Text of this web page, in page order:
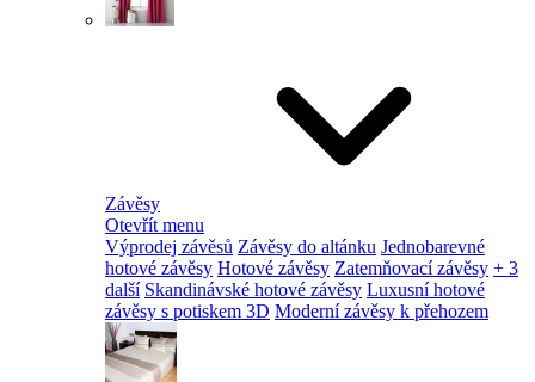
Závěsy
Otevřít menu
Výprodej závěsů Závěsy do altánku Jednobarevné
hotové závěsy Hotové závěsy Zatemňovací závěsy + 3
další Skandinávské hotové závěsy Luxusní hotové
závěsy s potiskem 3D Moderní závěsy k přehozem